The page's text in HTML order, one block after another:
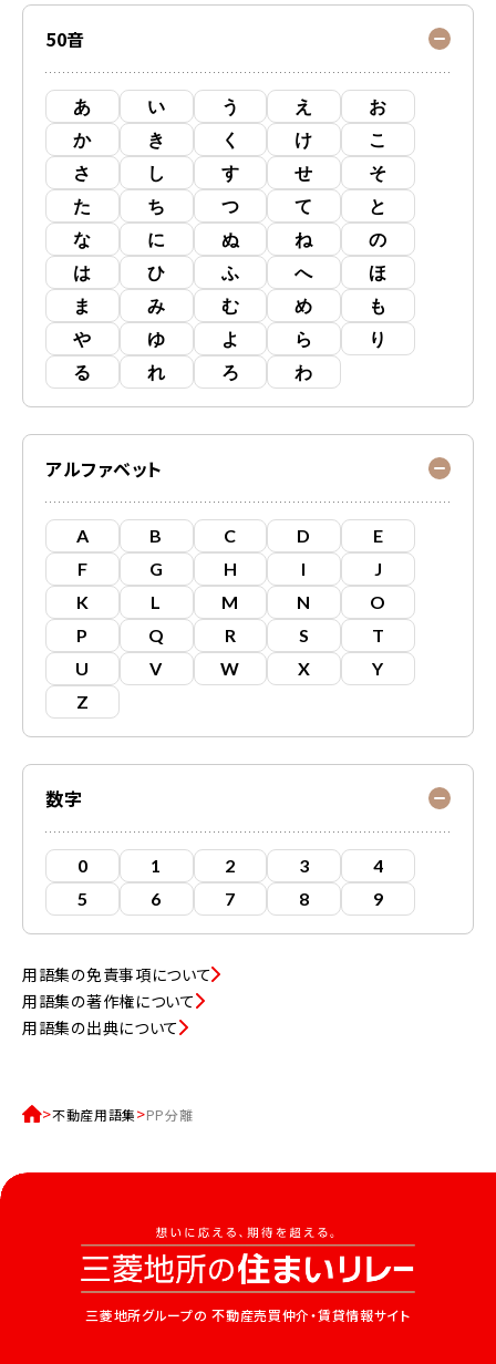
50音
あ い う え
お
か
き く け
こ
さ
し す せ
そ
た
ち つ て
と
な
に ぬ ね
の
は
ひ ふ へ
ほ
ま
み む め
も
や
ゆ よ ら
り
る
れ ろ わ
アルファベット
A B C D
E
F
G H I
J
K
L M N
O
P
Q R S
T
U
V W X
Y
Z
数字
0 1 2 3
4
5
6 7 8 9
用語集の免責事項について
用語集の著作権について
用語集の出典について
不動産用語集 PP分離
三菱地所グループの 不動産売買仲介・賃貸情報サイト